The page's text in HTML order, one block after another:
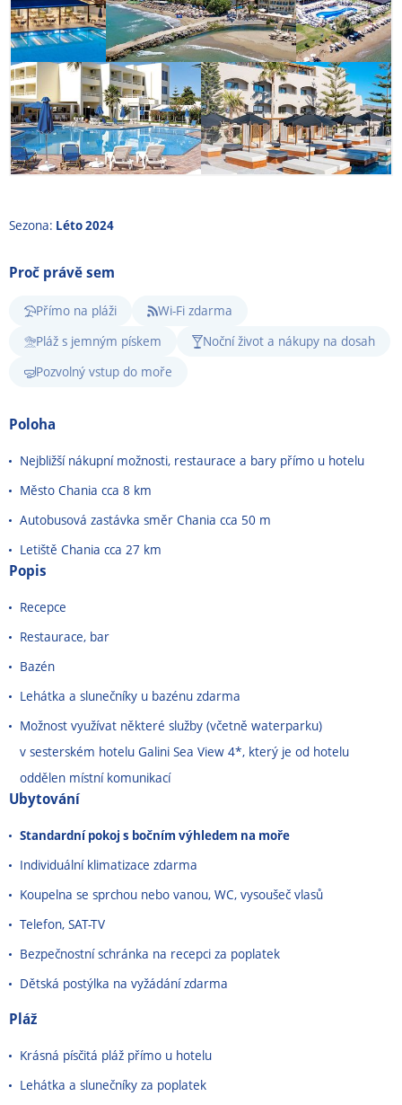
Sezona: Léto 2024
Proč právě sem
Přímo na pláži
Wi-Fi zdarma
Pláž s jemným pískem
Noční život a nákupy na dosah
Pozvolný vstup do moře
Poloha
Nejbližší nákupní možnosti, restaurace a bary přímo u hotelu
Město Chania cca 8 km
Autobusová zastávka směr Chania cca 50 m
Letiště Chania cca 27 km
Popis
Recepce
Restaurace, bar
Bazén
Lehátka a slunečníky u bazénu zdarma
Možnost využívat některé služby (včetně waterparku)
v sesterském hotelu Galini Sea View 4*, který je od hotelu
oddělen místní komunikací
Ubytování
Standardní pokoj s bočním výhledem na moře
Individuální klimatizace zdarma
Koupelna se sprchou nebo vanou, WC, vysoušeč vlasů
Telefon, SAT-TV
Bezpečnostní schránka na recepci za poplatek
Dětská postýlka na vyžádání zdarma
Pláž
Krásná písčitá pláž přímo u hotelu
Lehátka a slunečníky za poplatek